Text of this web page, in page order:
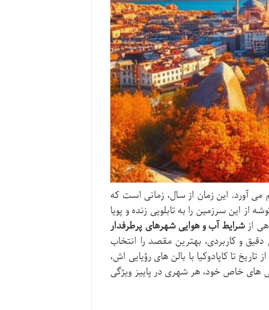
می آورد. این زمان از سال، زمانی است که
این سرزمین را به تابلویی زنده و پویا
ازشرایط آب و هوایی شهرهای پرطرفدار
و کاربردی، بهترین مقصد را انتخاب
تا کاپادوکیا با بالن های رؤیایی اش،
های خاص خود، هر شهری در پاییز ویژگی